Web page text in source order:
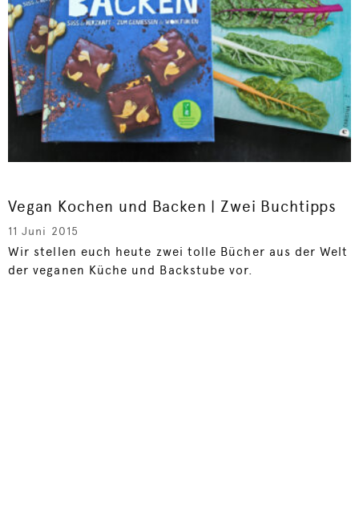
Vegan Kochen und Backen | Zwei Buchtipps
11 Juni 2015
Wir stellen euch heute zwei tolle Bücher aus der Welt
der veganen Küche und Backstube vor.